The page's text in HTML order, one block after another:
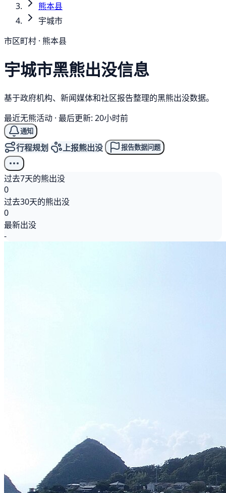
熊本县
宇城市
市区町村 · 熊本县
宇城市黑熊出没信息
基于政府机构、新闻媒体和社区报告整理的黑熊出没数据。
最近无熊活动 · 最后更新: 20小时前
通知
行程规划 上报熊出没 报告数据问题
过去7天的熊出没
0
过去30天的熊出没
0
最新出没
-